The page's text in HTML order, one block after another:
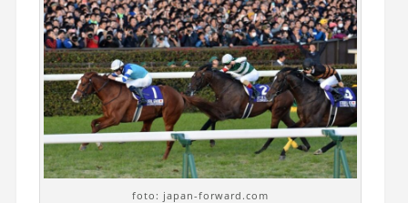
foto: japan-forward.com